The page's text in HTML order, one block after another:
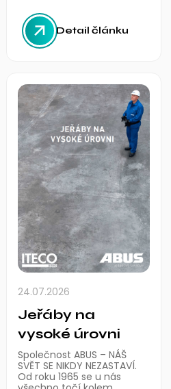
Detail článku
24.07.2026
Jeřáby na
vysoké úrovni
Společnost ABUS – NÁŠ
SVĚT SE NIKDY NEZASTAVÍ.
Od roku 1965 se u nás